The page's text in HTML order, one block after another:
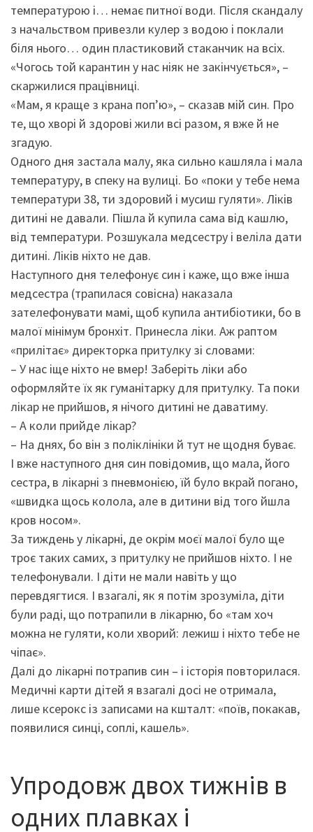
температурою і… немає питної води. Після скандалу
з начальством привезли кулер з водою і поклали
біля нього… один пластиковий стаканчик на всіх.
«Чогось той карантин у нас ніяк не закінчується», –
скаржилися працівниці.
«Мам, я краще з крана поп’ю», – сказав мій син. Про
те, що хворі й здорові жили всі разом, я вже й не
згадую.
Одного дня застала малу, яка сильно кашляла і мала
температуру, в спеку на вулиці. Бо «поки у тебе нема
температури 38, ти здоровий і мусиш гуляти». Ліків
дитині не давали. Пішла й купила сама від кашлю,
від температури. Розшукала медсестру і веліла дати
дитині. Ліків ніхто не дав.
Наступного дня телефонує син і каже, що вже інша
медсестра (трапилася совісна) наказала
зателефонувати мамі, щоб купила антибіотики, бо в
малої мінімум бронхіт. Принесла ліки. Аж раптом
«прилітає» директорка притулку зі словами:
– У нас іще ніхто не вмер! Заберіть ліки або
оформляйте їх як гуманітарку для притулку. Та поки
лікар не прийшов, я нічого дитині не даватиму.
– А коли прийде лікар?
– На днях, бо він з поліклініки й тут не щодня буває.
І вже наступного дня син повідомив, що мала, його
сестра, в лікарні з пневмонією, їй було вкрай погано,
«швидка щось колола, але в дитини від того йшла
кров носом».
За тиждень у лікарні, де окрім моєї малої було ще
троє таких самих, з притулку не прийшов ніхто. І не
телефонували. І діти не мали навіть у що
перевдягтися. І взагалі, як я потім зрозуміла, діти
були раді, що потрапили в лікарню, бо «там хоч
можна не гуляти, коли хворий: лежиш і ніхто тебе не
чіпає».
Далі до лікарні потрапив син – і історія повторилася.
Медичні карти дітей я взагалі досі не отримала,
лише ксерокс із записами на кшталт: «поїв, покакав,
появилися синці, соплі, кашель».
Упродовж двох тижнів в
одних плавках і